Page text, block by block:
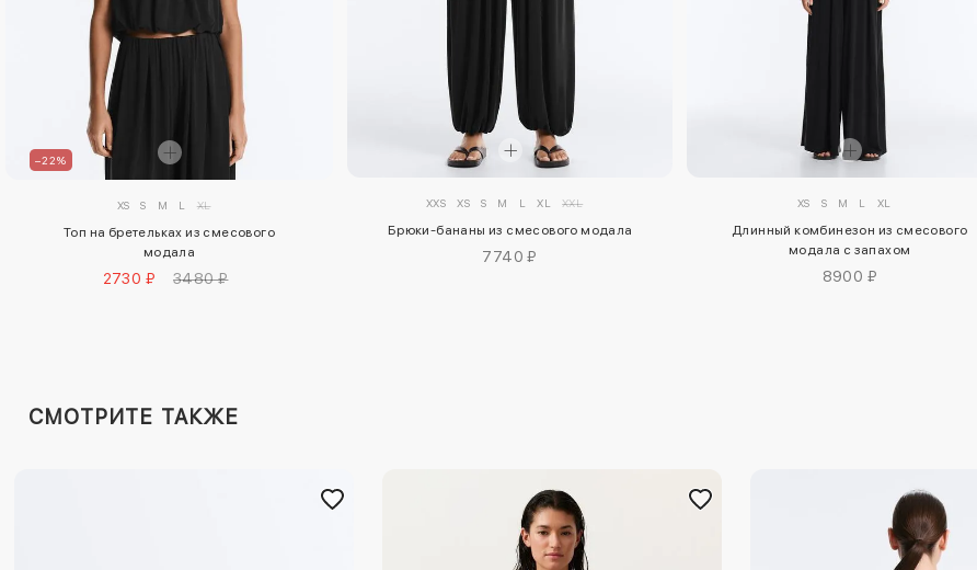
–22%
XS S M L XL
Топ на бретельках из смесового
модала
2730 ₽ 3480 ₽
XXS XS S M L XL XXL
Брюки-бананы из смесового модала
7740 ₽
XS S M L XL
Длинный комбинезон из смесового
модала с запахом
8900 ₽
СМОТРИТЕ ТАКЖЕ